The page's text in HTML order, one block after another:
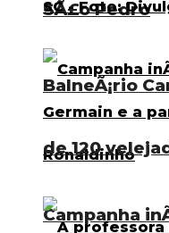
SÃ£o Pedro
Campanha
BalneÃ¡rio
de 120